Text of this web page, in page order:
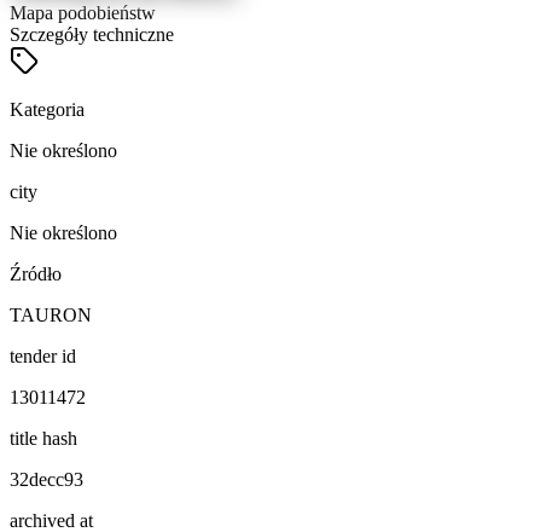
Mapa podobieństw
Szczegóły techniczne
Kategoria
Nie określono
city
Nie określono
Źródło
TAURON
tender id
13011472
title hash
32decc93
archived at